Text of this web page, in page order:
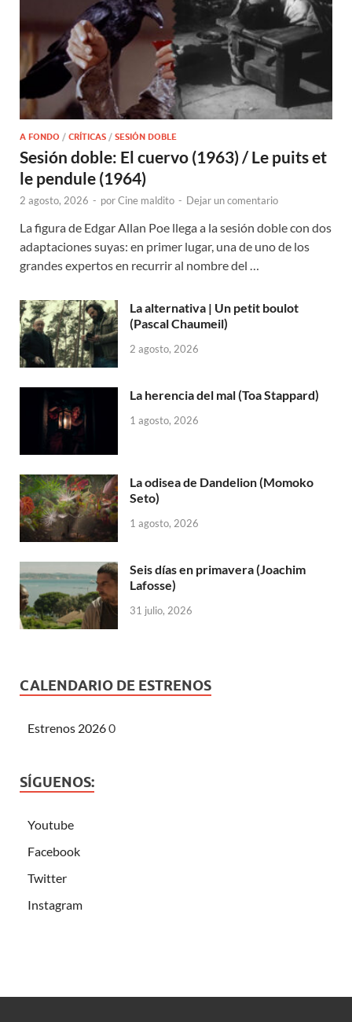
A FONDO / CRÍTICAS / SESIÓN DOBLE
Sesión doble: El cuervo (1963) / Le puits et
le pendule (1964)
2 agosto, 2026 - porCine maldito - Dejar un comentario
La figura de Edgar Allan Poe llega a la sesión doble con dos
adaptaciones suyas: en primer lugar, una de uno de los
grandes expertos en recurrir al nombre del …
La alternativa | Un petit boulot
(Pascal Chaumeil)
2 agosto, 2026
La herencia del mal (Toa Stappard)
1 agosto, 2026
La odisea de Dandelion (Momoko
Seto)
1 agosto, 2026
Seis días en primavera (Joachim
Lafosse)
31 julio, 2026
CALENDARIO DE ESTRENOS
Estrenos 20260
SÍGUENOS:
Youtube
Facebook
Twitter
Instagram